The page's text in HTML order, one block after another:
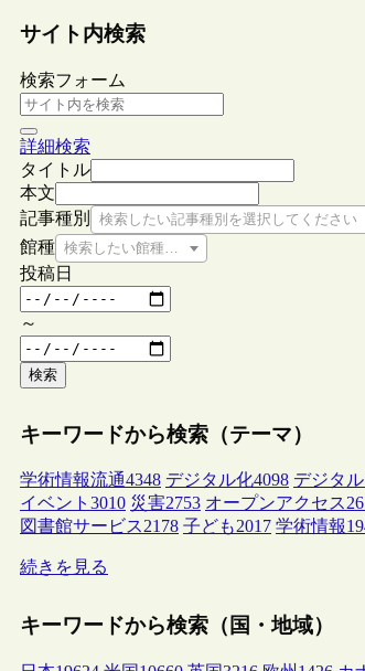
サイト内検索
検索フォーム
詳細検索
タイトル
本文
記事種別
検索したい記事種別を選択してください
館種 検索したい館種を選択してください
投稿日
～
検索
キーワードから検索（テーマ）
学術情報流通4348 デジタル化4098 デジタ
イベント 3010 災害2753 オープンアクセス
図書館サービス2178 子ども2017 学術情報
続きを見る
キーワードから検索（国・地域）